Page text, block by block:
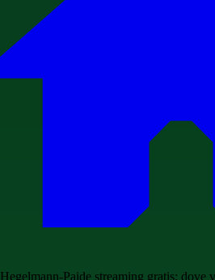
Hegelmann-Paide streaming gratis: dove